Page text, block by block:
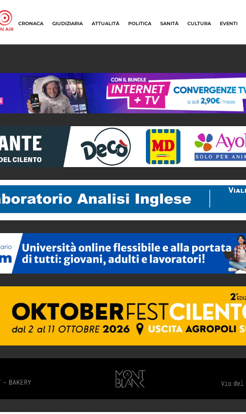
CRONACA GIUDIZIARIA ATTUALITÀ POLITICA SANITÀ CULTURA EVENTI